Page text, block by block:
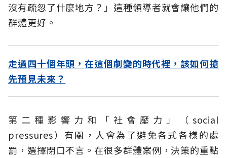
沒有疏忽了什麼地方？」這種領導者就會讓他們的
群體更好。
走過四十個年頭，在這個劇變的時代裡，該如何搶
先預見未來？
第二種影響力和「社會壓力」（social
pressures）有關，人會為了避免各式各樣的處
罰，選擇閉口不言。在很多群體案例，決策的重點